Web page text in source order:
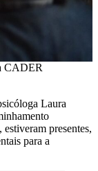
CADER
Laura
presentes,
para a